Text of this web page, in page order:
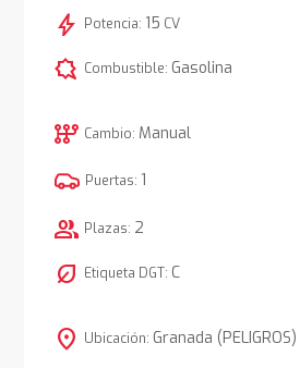
bolt Potencia: 15 CV
comic_bubble Combustible: Gasolina
auto_transmission Cambio: Manual
Puertas: 1
group Plazas: 2
nest_eco_leaf Etiqueta DGT: C
location_on Ubicación: Granada (PELIGROS)